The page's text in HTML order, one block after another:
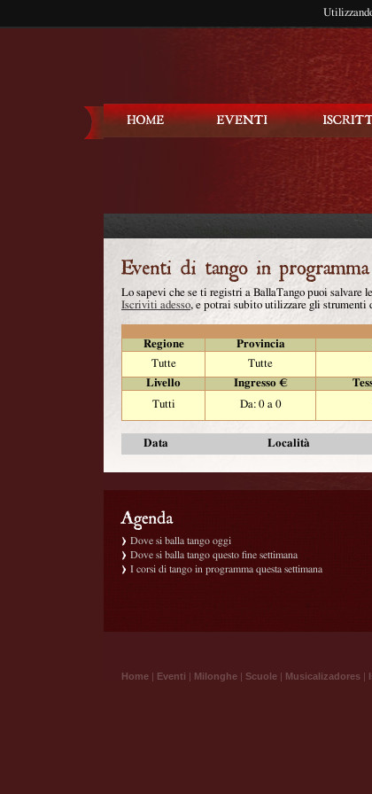
Lo sapevi che se ti registri a BallaTango puoi salvare
Iscriviti adesso, e potrai subito utilizzare gli
Regione
Provincia
Tutte
Tutte
Livello
Ingresso €
Tutti
Da: 0 a 0
Data Località
Dove si balla tango oggi
Dove si balla tango questo fine settimana
I corsi di tango in programma questa settimana
Home | Eventi | Milonghe | Scuole | Musicalizadores |